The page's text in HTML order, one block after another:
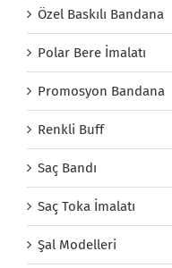
Özel Baskılı Bandana
Polar Bere İmalatı
Promosyon Bandana
Renkli Buff
Saç Bandı
Saç Toka İmalatı
Şal Modelleri